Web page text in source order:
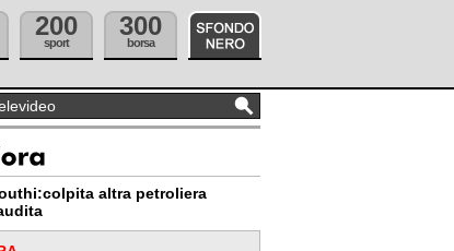
200
sport
300
borsa
altra petroliera